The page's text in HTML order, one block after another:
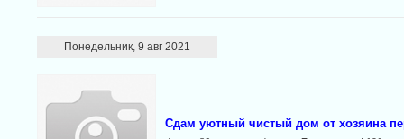
Понедельник, 9 авг 2021
Сдам уютный чистый дом от хозяина